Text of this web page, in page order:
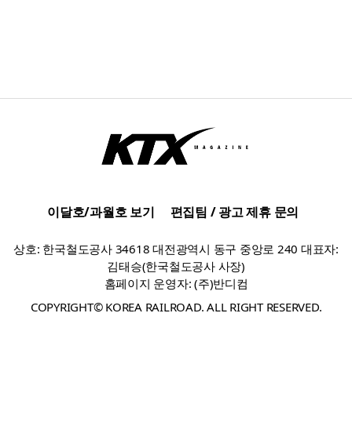
이달호/과월호 보기 편집팀 / 광고 제휴 문의
상호: 한국철도공사 34618 대전광역시 동구 중앙로 240 대표자:
김태승(한국철도공사 사장)
홈페이지 운영자: (주)반디컴
COPYRIGHT© KOREA RAILROAD. ALL RIGHT RESERVED.